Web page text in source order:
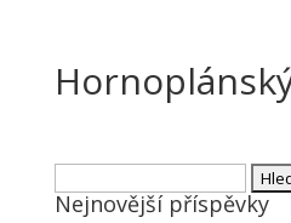
Nejnovější příspěvky